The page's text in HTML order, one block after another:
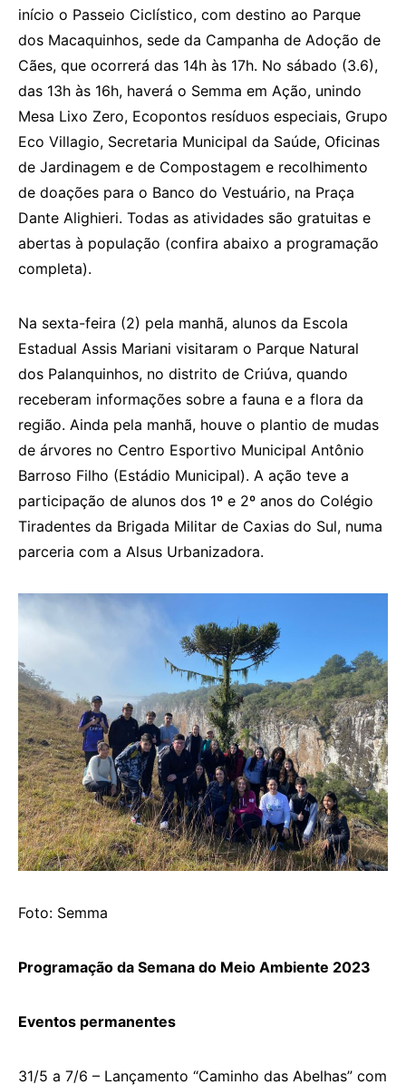
início o Passeio Ciclístico, com destino ao Parque
dos Macaquinhos, sede da Campanha de Adoção de
Cães, que ocorrerá das 14h às 17h. No sábado (3.6),
das 13h às 16h, haverá o Semma em Ação, unindo
Mesa Lixo Zero, Ecopontos resíduos especiais, Grupo
Eco Villagio, Secretaria Municipal da Saúde, Oficinas
de Jardinagem e de Compostagem e recolhimento
de doações para o Banco do Vestuário, na Praça
Dante Alighieri. Todas as atividades são gratuitas e
abertas à população (confira abaixo a programação
completa).
Na sexta-feira (2) pela manhã, alunos da Escola
Estadual Assis Mariani visitaram o Parque Natural
dos Palanquinhos, no distrito de Criúva, quando
receberam informações sobre a fauna e a flora da
região. Ainda pela manhã, houve o plantio de mudas
de árvores no Centro Esportivo Municipal Antônio
Barroso Filho (Estádio Municipal). A ação teve a
participação de alunos dos 1º e 2º anos do Colégio
Tiradentes da Brigada Militar de Caxias do Sul, numa
parceria com a Alsus Urbanizadora.
Foto: Semma
Programação da Semana do Meio Ambiente 2023
Eventos permanentes
31/5 a 7/6 – Lançamento “Caminho das Abelhas” com